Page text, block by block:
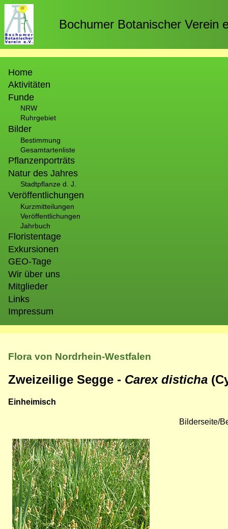
Direkt
zum
Inhalt
Bochumer Botanischer Verein
Home
Aktivitäten
Funde
NRW
Ruhrgebiet
Bilder
Bestimmung
Gesamtartenliste
Pflanzenporträts
Natur des Jahres
Stadtpflanze d. J.
Veröffentlichungen
Kurzmitteilungen
Veröffentlichungen
Jahrbuch
Floristentage
Exkursionen
GEO-Tage
Wir über uns
Mitglieder
Links
Impressum
Flora von Nordrhein-Westfalen
Zweizeilige Segge - Carex disticha
Einheimisch
Bilderseite/
Bild